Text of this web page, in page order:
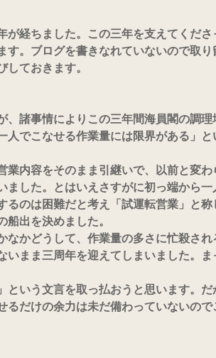
経ちました。この三年を支えてくださ
す。ブログを書きなれていないので取り
しておきます。
諸事情によりこの三年間海員閣の調理
人でこなせる作業量には限界がある」と
内容をそのまま引継いで、以前と変わ
ました。とはいえさすがに初っ端から一
るのは困難だと考え「試運転営業」と称
出を決めました。
かどうして、作業量の多さに忙殺され
いまま三周年を迎えてしまいました。ま
いう文言を取っ払おうと思います。だ
るだけの余力は未だ備わっていないので